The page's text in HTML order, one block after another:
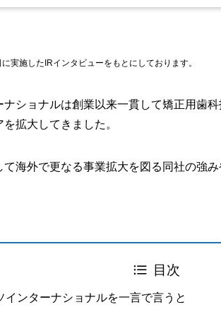
実施したIRインタビューをもとにしております。
ショナルは創業以来一貫して矯正用歯
拡大してきました。
て海外で更なる事業拡大を図る同社の強
目次
インターナショナルを一言で言うと